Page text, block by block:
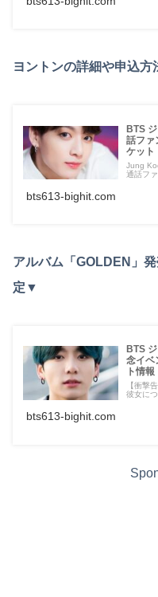
ヨントンの詳細や申込
BTS
話ファ
ケット
Jung
通話フ
bts613-bighit.com
アルバム「GOLDEN」
定▼
BTS
念イベ
ト情報
【衝撃
彼女に
bts613-bighit.com